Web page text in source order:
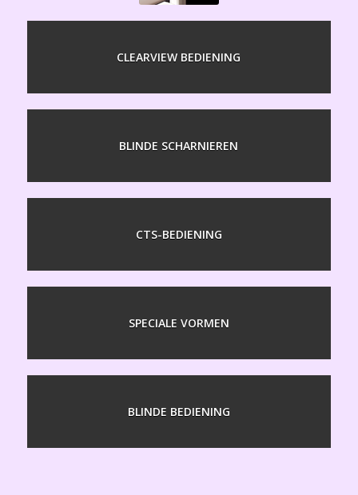
CLEARVIEW BEDIENING
BLINDE SCHARNIEREN
CTS-BEDIENING
SPECIALE VORMEN
BLINDE BEDIENING